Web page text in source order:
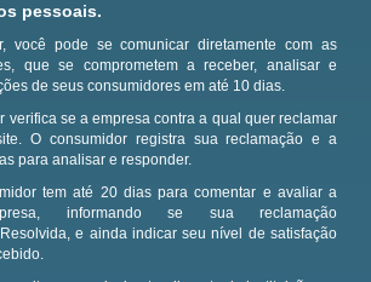
pessoais.
você pode se comunicar diretamente com as
que se comprometem a receber, analisar e
de seus consumidores em até 10 dias.
verifica se a empresa contra a qual quer reclamar
O consumidor registra sua reclamação e a
para analisar e responder.
tem até 20 dias para comentar e avaliar a
informando se sua reclamação
e ainda indicar seu nível de satisfação